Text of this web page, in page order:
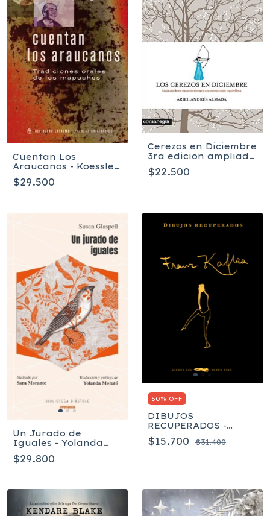
Cuentan Los
Araucanos - Koessler
Bertha
$29.500
Cerezos en Diciembre
3ra edicion ampliada
- Ariel Almada
$22.500
Un Jurado de
Iguales - Yolanda
Morató, Yolanda
Morató, Sara
$29.800
50% OFF
DIBUJOS
RECUPERADOS -
Franz Kafka
$15.700 $31.400